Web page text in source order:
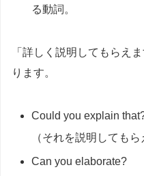
る動詞。
「詳しく説明してもらえ
ります。
Could you explain
（それを説明してもら
Can you elaborate?